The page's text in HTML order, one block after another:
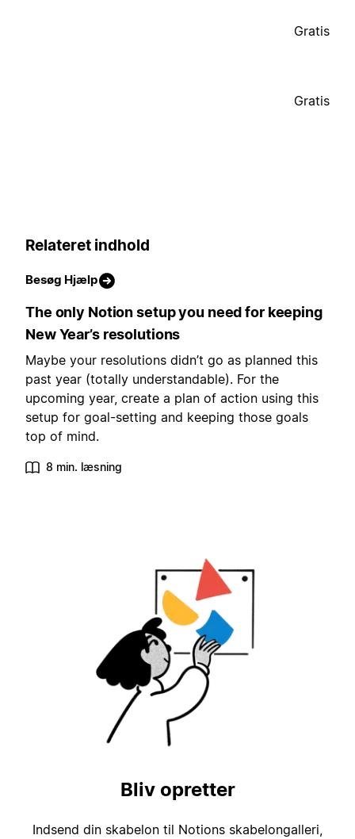
Gratis
Gratis
Relateret indhold
Besøg Hjælp
The only Notion setup you need for keeping
New Year’s resolutions
Maybe your resolutions didn’t go as planned this
past year (totally understandable). For the
upcoming year, create a plan of action using this
setup for goal-setting and keeping those goals
top of mind.
8 min. læsning
Bliv opretter
Indsend din skabelon til Notions skabelongalleri,